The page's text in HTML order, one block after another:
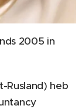
2005 in
Rusland) heb